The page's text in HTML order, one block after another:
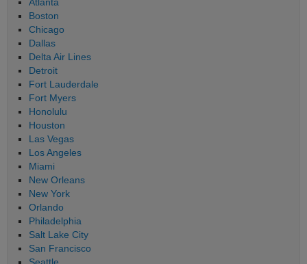
Boston
Chicago
Dallas
Delta Air Lines
Detroit
Fort Lauderdale
Fort Myers
Honolulu
Houston
Las Vegas
Los Angeles
Miami
New Orleans
New York
Orlando
Philadelphia
Salt Lake City
San Francisco
Seattle